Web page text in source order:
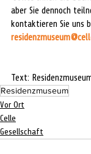
aber Sie dennoch
kontaktieren Sie uns
Text:
Residenzmuseum
Vor Ort
Celle
Gesellschaft